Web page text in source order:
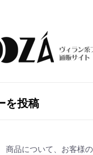
を投稿
商品について、お客様